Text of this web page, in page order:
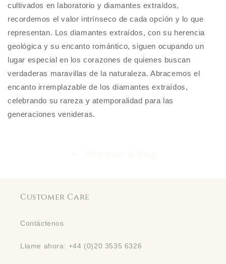
cultivados en laboratorio y diamantes extraídos,
recordemos el valor intrínseco de cada opción y lo que
representan. Los diamantes extraídos, con su herencia
geológica y su encanto romántico, siguen ocupando un
lugar especial en los corazones de quienes buscan
verdaderas maravillas de la naturaleza. Abracemos el
encanto irremplazable de los diamantes extraídos,
celebrando su rareza y atemporalidad para las
generaciones venideras.
Customer Care
Contáctenos
Llame ahora: +44 (0)20 3535 6326